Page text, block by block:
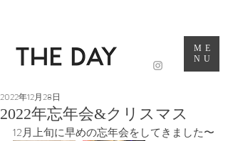
ME
NU
2022年忘年会&クリスマス
2022年12月28日
12月上旬に早めの忘年会をしてきました〜